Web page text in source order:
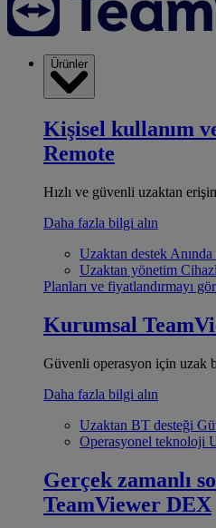
Ürünler
Kişisel kullanım
Remote
Hızlı ve güvenli uzaktan
Daha fazla bilgi alın
Uzaktan destek
Uzaktan yönetim
Planları ve fiyatlandırmayı
Kurumsal
Güvenli operasyon için uzak
Daha fazla bilgi alın
Uzaktan BT desteği
Operasyonel teknoloji
Gerçek zamanlı
TeamViewer DEX